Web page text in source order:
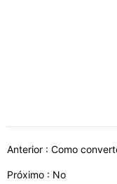
Anterior : Como
Próximo : No